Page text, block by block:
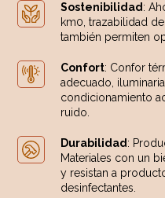
Sostenibilidad :
km0, trazabilidad
también permiten
Confort: Confor
adecuado,
condicionamiento
ruido.
Durabilidad :
Materiales con un
y resistan a
desinfectantes.